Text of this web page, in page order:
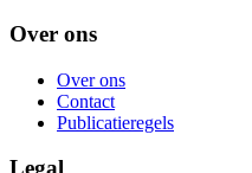
Over ons
Over ons
Contact
Publicatieregels
Legal